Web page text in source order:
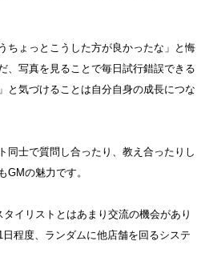
ちょっとこうした方が良かったな」と悔
、写真を見ることで毎日試行錯誤できる
と気づけることは自分自身の成長につな
同士で質問し合ったり、教え合ったりし
GMの魅力です。
イリストとはあまり交流の機会があり
程度、ランダムに他店舗を回るシステ